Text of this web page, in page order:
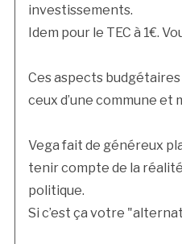
investissements.
Idem pour le TEC à 1€.
Ces aspects
ceux d’une commune et
Vega fait de généreux
tenir compte de la
politique.
Si c’est ça votre